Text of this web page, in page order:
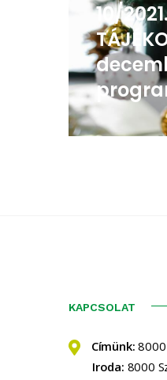
10/
KAPCSOLAT
Címünk: 8000
Iroda: 8000